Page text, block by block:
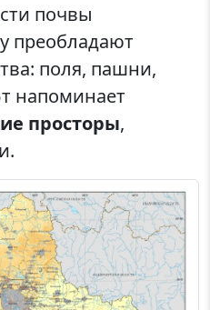
почвы
преобладают
поля, пашни,
напоминает
просторы,